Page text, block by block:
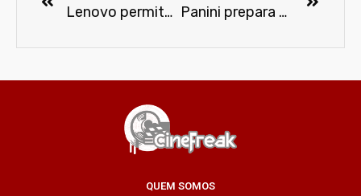
Lenovo permite que a DreamWorks Animation desbloqueie o potencial de desempenho do resfriamento líquido Panini prepara o lançamento de obras do Cavaleiro da Lua aproveitando a chegada da nova série do Disney+
QUEM SOMOS